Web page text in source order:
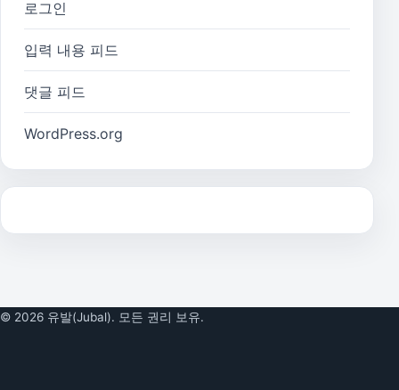
로그인
입력 내용 피드
댓글 피드
WordPress.org
© 2026 유발(Jubal). 모든 권리 보유.